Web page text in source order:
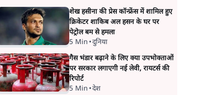
शेख हसीना की प्रेस कॉन्फ्रेंस में शामिल हुए
क्रिकेटर शाकिब अल हसन के घर पर
पेट्रोल बम से हमला
5 Min •दुनिया
गैस भंडार बढ़ाने के लिए क्या उपभोक्ताओं
पर सरकार लगाएगी नई लेवी, रायटर्स की
रिपोर्ट
5 Min •देश